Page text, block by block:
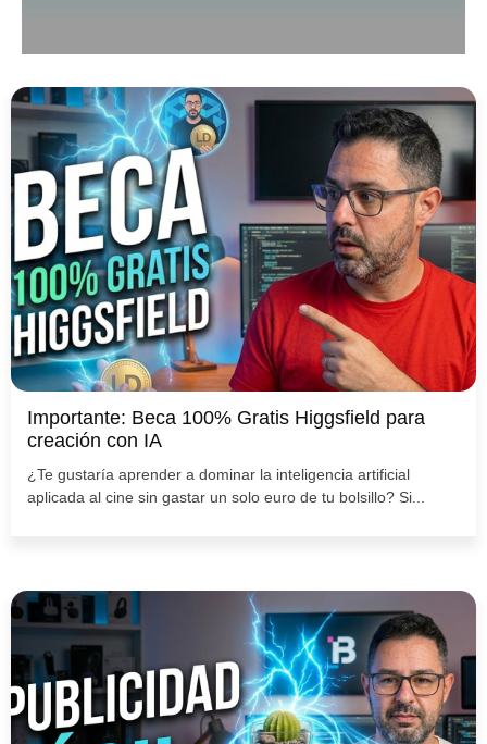
Importante: Beca 100% Gratis Higgsfield para
creación con IA
¿Te gustaría aprender a dominar la inteligencia artificial
aplicada al cine sin gastar un solo euro de tu bolsillo? Si...